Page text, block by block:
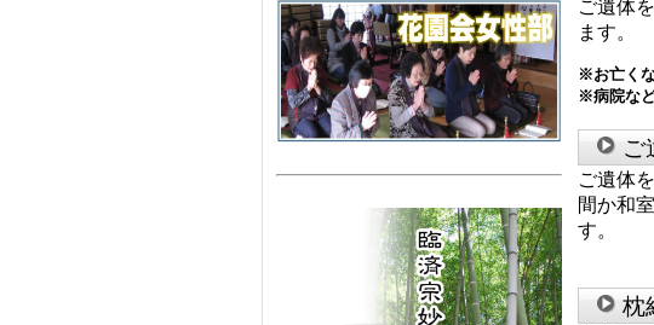
ご遺体
ます。
※お亡く
※病院な
ご
ご遺体
間か和
す。
枕